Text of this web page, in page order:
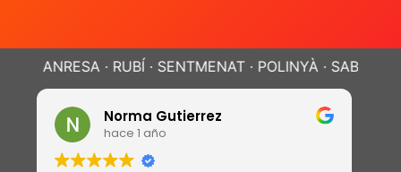
· RUBÍ · SENTMENAT · POLINYÀ ·SABADELL ·
David Pineda
hace 1 año